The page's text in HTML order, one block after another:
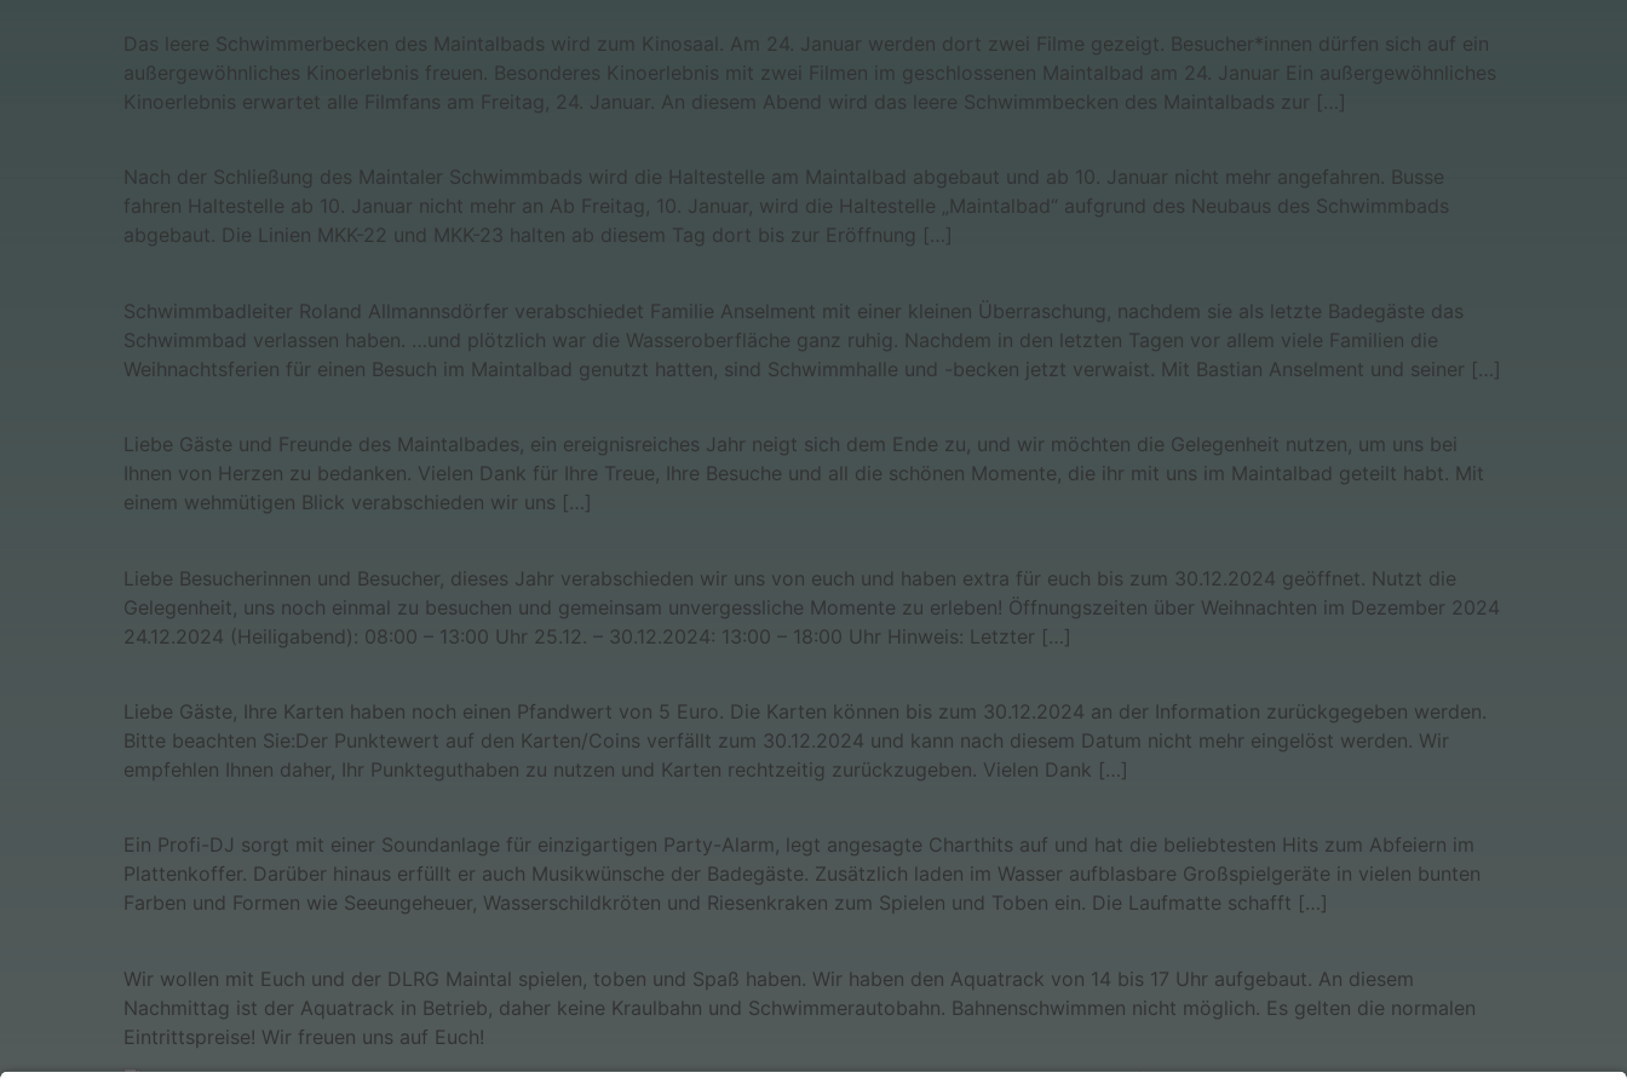
Das leere Schwimmerbecken des Maintalbads wird zum Kinosaal. Am 24. Januar werden dort zwei Filme gezeigt. Besucher*innen dürfen sich auf ein
außergewöhnliches Kinoerlebnis freuen. Besonderes Kinoerlebnis mit zwei Filmen im geschlossenen Maintalbad am 24. Januar Ein außergewöhnliches
Kinoerlebnis erwartet alle Filmfans am Freitag, 24. Januar. An diesem Abend wird das leere Schwimmbecken des Maintalbads zur […]
Nach der Schließung des Maintaler Schwimmbads wird die Haltestelle am Maintalbad abgebaut und ab 10. Januar nicht mehr angefahren. Busse
fahren Haltestelle ab 10. Januar nicht mehr an Ab Freitag, 10. Januar, wird die Haltestelle „Maintalbad“ aufgrund des Neubaus des Schwimmbads
abgebaut. Die Linien MKK-22 und MKK-23 halten ab diesem Tag dort bis zur Eröffnung […]
Schwimmbadleiter Roland Allmannsdörfer verabschiedet Familie Anselment mit einer kleinen Überraschung, nachdem sie als letzte Badegäste das
Schwimmbad verlassen haben. …und plötzlich war die Wasseroberfläche ganz ruhig. Nachdem in den letzten Tagen vor allem viele Familien die
Weihnachtsferien für einen Besuch im Maintalbad genutzt hatten, sind Schwimmhalle und -becken jetzt verwaist. Mit Bastian Anselment und seiner […]
Liebe Gäste und Freunde des Maintalbades, ein ereignisreiches Jahr neigt sich dem Ende zu, und wir möchten die Gelegenheit nutzen, um uns bei
Ihnen von Herzen zu bedanken. Vielen Dank für Ihre Treue, Ihre Besuche und all die schönen Momente, die ihr mit uns im Maintalbad geteilt habt. Mit
einem wehmütigen Blick verabschieden wir uns […]
Liebe Besucherinnen und Besucher, dieses Jahr verabschieden wir uns von euch und haben extra für euch bis zum 30.12.2024 geöffnet. Nutzt die
Gelegenheit, uns noch einmal zu besuchen und gemeinsam unvergessliche Momente zu erleben! Öffnungszeiten über Weihnachten im Dezember 2024
24.12.2024 (Heiligabend): 08:00 – 13:00 Uhr 25.12. – 30.12.2024: 13:00 – 18:00 Uhr Hinweis: Letzter […]
Liebe Gäste, Ihre Karten haben noch einen Pfandwert von 5 Euro. Die Karten können bis zum 30.12.2024 an der Information zurückgegeben werden.
Bitte beachten Sie:Der Punktewert auf den Karten/Coins verfällt zum 30.12.2024 und kann nach diesem Datum nicht mehr eingelöst werden. Wir
empfehlen Ihnen daher, Ihr Punkteguthaben zu nutzen und Karten rechtzeitig zurückzugeben. Vielen Dank […]
Ein Profi-DJ sorgt mit einer Soundanlage für einzigartigen Party-Alarm, legt angesagte Charthits auf und hat die beliebtesten Hits zum Abfeiern im
Plattenkoffer. Darüber hinaus erfüllt er auch Musikwünsche der Badegäste. Zusätzlich laden im Wasser aufblasbare Großspielgeräte in vielen bunten
Farben und Formen wie Seeungeheuer, Wasserschildkröten und Riesenkraken zum Spielen und Toben ein. Die Laufmatte schafft […]
Wir wollen mit Euch und der DLRG Maintal spielen, toben und Spaß haben. Wir haben den Aquatrack von 14 bis 17 Uhr aufgebaut. An diesem
Nachmittag ist der Aquatrack in Betrieb, daher keine Kraulbahn und Schwimmerautobahn. Bahnenschwimmen nicht möglich. Es gelten die normalen
Eintrittspreise! Wir freuen uns auf Euch!